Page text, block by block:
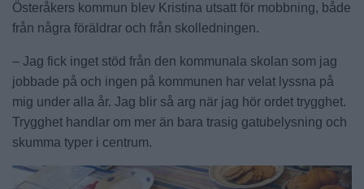
Österåkers kommun blev Kristina utsatt för mobbning, både
från några föräldrar och från skolledningen.
– Jag fick inget stöd från den kommunala skolan som jag
jobbade på och ingen på kommunen har velat lyssna på
mig under alla år. Jag blir så arg när jag hör ordet trygghet.
Trygghet handlar om mer än bara trasig gatubelysning och
skumma typer i centrum.